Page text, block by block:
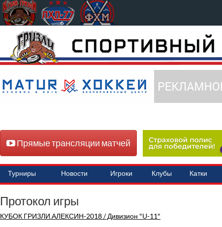
Прямые трансляции матчей
Турниры Новости Игроки Клубы Катки
Протокол игры
КУБОК ГРИЗЛИ.АЛЕКСИН-2018 / Дивизион "U-11"